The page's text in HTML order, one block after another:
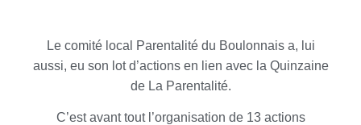
Le comité local Parentalité du Boulonnais a, lui
aussi, eu son lot d’actions en lien avec la Quinzaine
de La Parentalité.
C’est avant tout l’organisation de 13 actions